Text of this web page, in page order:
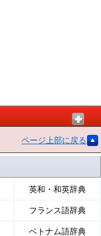
ページ上部に戻る
英和・和英辞典
フランス語辞典
ベトナム語辞典